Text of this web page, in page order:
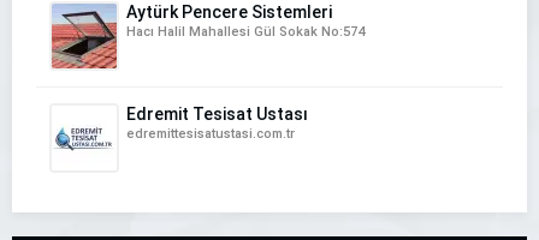
Aytürk Pencere Sistemleri
Hacı Halil Mahallesi Gül Sokak No:574
Edremit Tesisat Ustası
edremittesisatustasi.com.tr